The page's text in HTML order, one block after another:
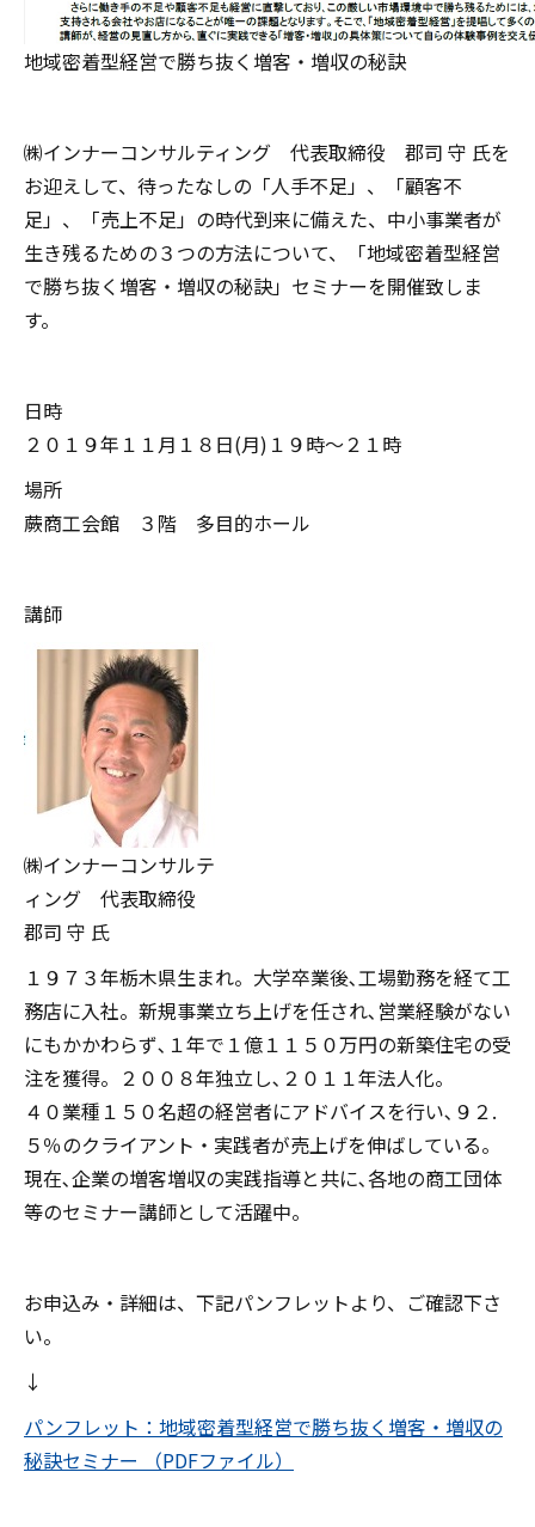
地域密着型経営で勝ち抜く増客・増収の秘訣
㈱インナーコンサルティング 代表取締役 郡司 守 氏を
お迎えして、待ったなしの「人手不足」、「顧客不
足」、「売上不足」の時代到来に備えた、中小事業者が
生き残るための３つの方法について、「地域密着型経営
で勝ち抜く増客・増収の秘訣」セミナーを開催致しま
す。
日時
２０１９年１１月１８日(月)１９時～２１時
場所
蕨商工会館 ３階 多目的ホール
講師
㈱インナーコンサルテ
ィング 代表取締役
郡司 守 氏
１９７３年栃木県生まれ。大学卒業後､工場勤務を経て工
務店に入社。新規事業立ち上げを任され､営業経験がない
にもかかわらず､１年で１億１１５０万円の新築住宅の受
注を獲得。２００８年独立し､２０１１年法人化。
４０業種１５０名超の経営者にアドバイスを行い､９２.
５％のクライアント・実践者が売上げを伸ばしている。
現在､企業の増客増収の実践指導と共に､各地の商工団体
等のセミナー講師として活躍中。
お申込み・詳細は、下記パンフレットより、ご確認下さ
い。
↓
パンフレット：地域密着型経営で勝ち抜く増客・増収の
秘訣セミナー （PDFファイル）